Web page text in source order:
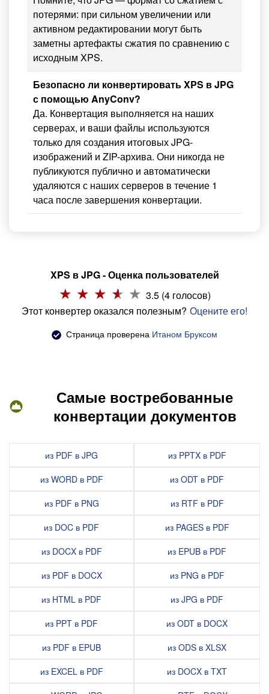
потерями: при сильном увеличении или
активном редактировании могут быть
заметны артефакты сжатия по сравнению с
исходным XPS.
Безопасно ли конвертировать XPS в JPG
с помощью AnyConv?
Да. Конвертация выполняется на наших
серверах, и ваши файлы используются
только для создания итоговых JPG-
изображений и ZIP-архива. Они никогда не
публикуются публично и автоматически
удаляются с наших серверов в течение 1
часа после завершения конвертации.
XPS в JPG - Оценка пользователей
3.5 (4 голосов)
Этот конвертер оказался полезным? Оцените его!
Страница проверена Итаном Бруксом
Самые востребованные
конвертации документов
из PDF в JPG
из WORD в PDF
из PDF в PNG
из DOC в PDF
из DOCX в PDF
из PDF в DOCX
из HTML в PDF
из PPT в PDF
из PDF в EPUB
из EXCEL в PDF
из PPTX в PDF
из ODT в PDF
из RTF в PDF
из PAGES в PDF
из EPUB в PDF
из PNG в PDF
из JPG в PDF
из ODT в DOCX
из ODS в XLSX
из DOCX в TXT